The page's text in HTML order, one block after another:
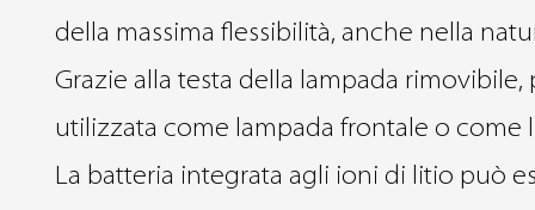
della massima flessibilità, anche nella
Grazie alla testa della lampada rimovibile,
utilizzata come lampada frontale o come
La batteria integrata agli ioni di litio può